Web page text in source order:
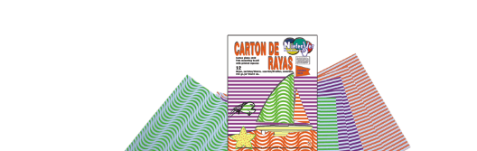
Plastificació, enquadernació i destrucció
Dibuix tècnic i artístic
Material escolar
Espais exteriors
Psicomotricitat
Jocs simbòlics
Monitors interactius